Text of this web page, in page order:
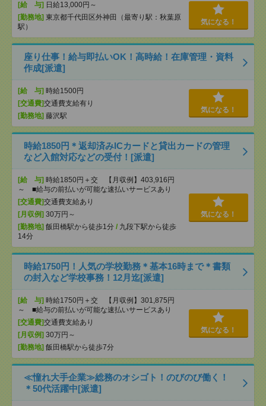
[給 与] 日給13,000円～
[勤務地] 東京都千代田区外神田（最寄り駅：秋葉原
駅）
気になる！
座り仕事！給与即払いOK！高時給！在庫管理・資料
作成[派遣]
[給 与] 時給1500円
[交通費]交通費支給有り
[勤務地] 藤沢駅
気になる！
時給1850円＊返却済みICカードと貸出カードの管理
など入館対応などの受付！[派遣]
[給 与] 時給1850円＋交 【月収例】403,916円
～ ■給与の前払いが可能な速払いサービスあり
[交通費]交通費支給あり
[月収例] 30万円～
[勤務地] 飯田橋駅から徒歩1分 / 九段下駅から徒歩
14分
気になる！
時給1750円！人気の学校勤務＊基本16時まで＊書類
の封入など学校事務！12月迄[派遣]
[給 与] 時給1750円＋交 【月収例】301,875円
～ ■給与の前払いが可能な速払いサービスあり
[交通費]交通費支給あり
[月収例] 30万円～
[勤務地] 飯田橋駅から徒歩7分
気になる！
≪憧れ大手企業≫総務のオシゴト！のびのび働く！
＊50代活躍中[派遣]